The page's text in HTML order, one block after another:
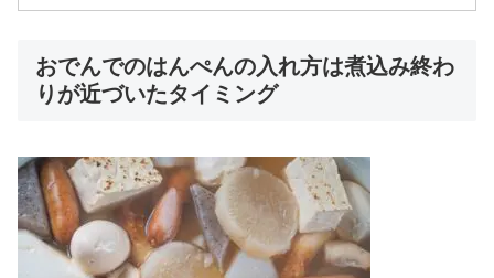
おでんでのはんぺんの入れ方は煮込み終わ
りが近づいたタイミング